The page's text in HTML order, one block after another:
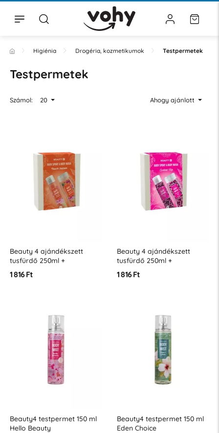
Higiénia Drogéria, kozmetikumok Testpermetek
Testpermetek
Számol: 20 Ahogy ajánlott
Beauty 4 ajándékszett
tusfürdő 250ml +
testpermet 75ml Tahiti
Dream
1 816 Ft
Beauty 4 ajándékszett
tusfürdő 250ml +
testpermet 75ml Goddess
Kiss
1 816 Ft
Beauty4 testpermet 150 ml
Hello Beauty
Beauty4 testpermet 150 ml
Eden Choice